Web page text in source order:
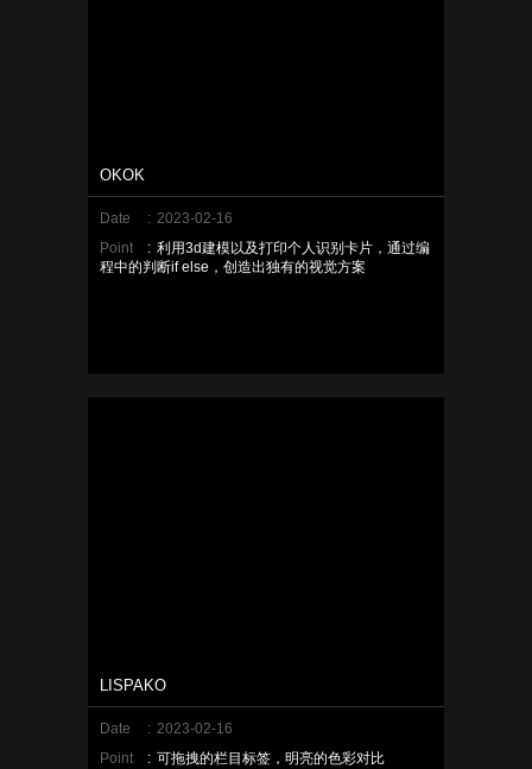
OKOK
Date : 2023-02-16
Point
: 利用3d建模以及打印个人识别卡片，通过编
程中的判断if else，创造出独有的视觉方案
LISPAKO
Date : 2023-02-16
Point
: 可拖拽的栏目标签，明亮的色彩对比